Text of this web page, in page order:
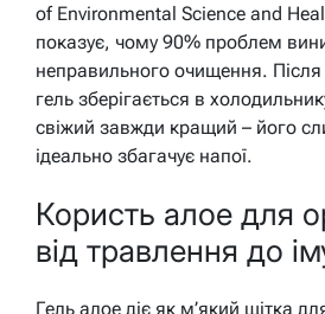
of Environmental Science and
показує, чому 90% проблем
неправильного очищення.
гель зберігається в
свіжий завжди кращий – його
ідеально збагачує напої.
Користь алое для
від травлення до
Гель алое діє як м’який щітка